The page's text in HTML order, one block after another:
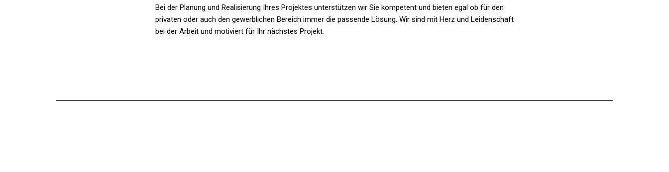
Bei der Planung und Realisierung Ihres Projektes unterstützen wir Sie kompetent und bieten egal ob für den
privaten oder auch den gewerblichen Bereich immer die passende Lösung. Wir sind mit Herz und Leidenschaft
bei der Arbeit und motiviert für Ihr nächstes Projekt.